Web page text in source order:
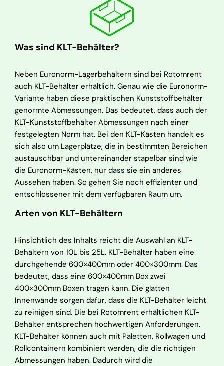
Was sind KLT-Behälter?
Neben Euronorm-Lagerbehältern sind bei Rotomrent
auch KLT-Behälter erhältlich. Genau wie die Euronorm-
Variante haben diese praktischen Kunststoffbehälter
genormte Abmessungen. Das bedeutet, dass auch der
KLT-Kunststoffbehälter Abmessungen nach einer
festgelegten Norm hat. Bei den KLT-Kästen handelt es
sich also um Lagerplätze, die in bestimmten Bereichen
austauschbar und untereinander stapelbar sind wie
die Euronorm-Kästen, nur dass sie ein anderes
Aussehen haben. So gehen Sie noch effizienter und
entschlossener mit dem verfügbaren Raum um.
Arten von KLT-Behältern
Hinsichtlich des Inhalts reicht die Auswahl an KLT-
Behältern von 10L bis 25L. KLT-Behälter haben eine
durchgehende 600×400mm oder 400×300mm. Das
bedeutet, dass eine 600×400mm Box zwei
400×300mm Boxen tragen kann. Die glatten
Innenwände sorgen dafür, dass die KLT-Behälter leicht
zu reinigen sind. Die bei Rotomrent erhältlichen KLT-
Behälter entsprechen hochwertigen Anforderungen.
KLT-Behälter können auch mit Paletten, Rollwagen und
Rollcontainern kombiniert werden, die die richtigen
Abmessungen haben. Dadurch wird die